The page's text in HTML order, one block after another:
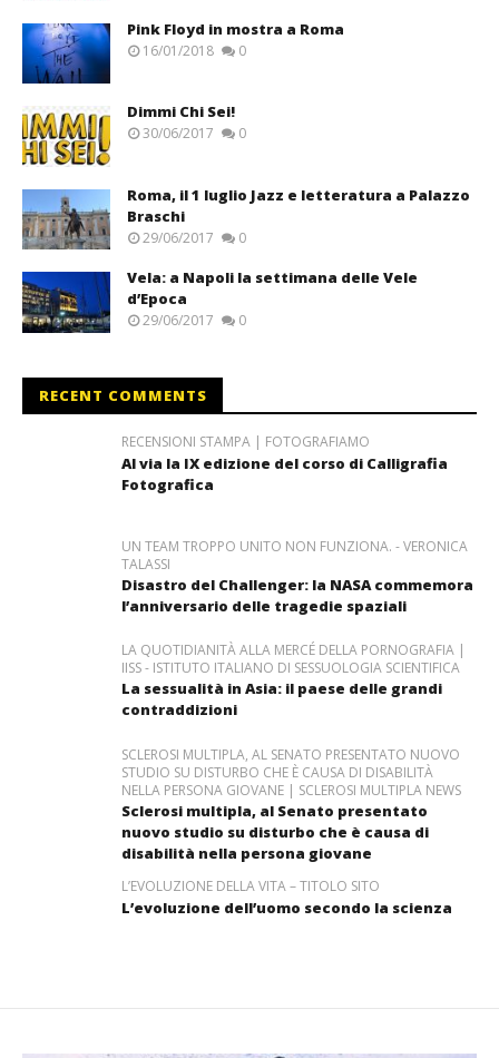
Pink Floyd in mostra a Roma
16/01/2018 0
Dimmi Chi Sei!
30/06/2017 0
Roma, il 1 luglio Jazz e letteratura a Palazzo
Braschi
29/06/2017 0
Vela: a Napoli la settimana delle Vele
d’Epoca
29/06/2017 0
RECENT COMMENTS
RECENSIONI STAMPA | FOTOGRAFIAMO
Al via la IX edizione del corso di Calligrafia
Fotografica
UN TEAM TROPPO UNITO NON FUNZIONA. - VERONICA
TALASSI
Disastro del Challenger: la NASA commemora
l’anniversario delle tragedie spaziali
LA QUOTIDIANITÀ ALLA MERCÉ DELLA PORNOGRAFIA |
IISS - ISTITUTO ITALIANO DI SESSUOLOGIA SCIENTIFICA
La sessualità in Asia: il paese delle grandi
contraddizioni
SCLEROSI MULTIPLA, AL SENATO PRESENTATO NUOVO
STUDIO SU DISTURBO CHE È CAUSA DI DISABILITÀ
NELLA PERSONA GIOVANE | SCLEROSI MULTIPLA NEWS
Sclerosi multipla, al Senato presentato
nuovo studio su disturbo che è causa di
disabilità nella persona giovane
L’EVOLUZIONE DELLA VITA – TITOLO SITO
L’evoluzione dell’uomo secondo la scienza